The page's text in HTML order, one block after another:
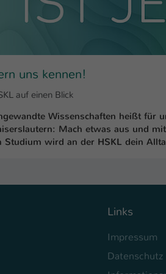
uns kennen!
auf einen Blick
Wissenschaften heißt für
Mach etwas aus und
Studium wird an der HSKL dein
Links
Impressum
Datenschutz
falls der
eingestellt hat.
Standard-Session-Cookie